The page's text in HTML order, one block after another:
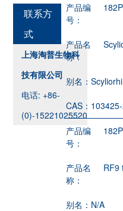
联系方
式
上海淘普生物科
技有限公司
电话: +86-
(0)-15221025520
产品编
号：
产品名
称：
别名：
CAS：
产品编
号：
产品名
称：
RF9
别名： N/A